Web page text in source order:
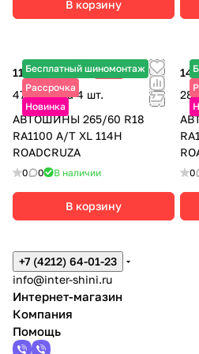
В корзину
Бесплатный шиномонтаж
Рассрочка
Новинка
11 855 ₽12 220 ₽ -3%
47 420 ₽ за 4 шт.
АВТОШИНЫ 265/60 R18
RA1100 A/T XL 114H
ROADCRUZA
0 0 В наличии
В корзину
14
28
0
+7 (4212) 64-01-23
info@inter-shini.ru
Интернет-магазин
Компания
Помощь